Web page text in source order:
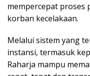
mempercepat proses
korban kecelakaan.
Melalui sistem yang
instansi, termasuk
Raharja mampu